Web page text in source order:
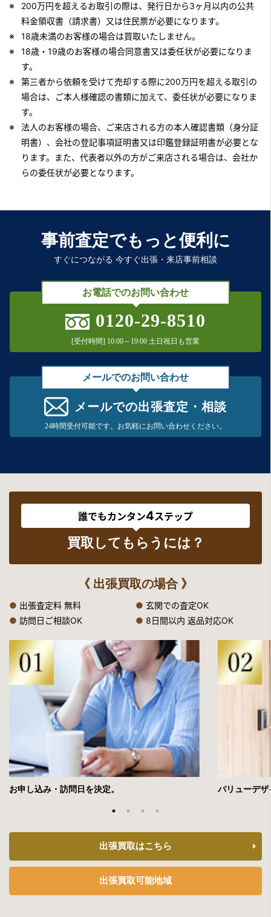
200万円を超えるお取引の際は、発行日から3ヶ月以内の公共
料金領収書（請求書）又は住民票が必要になります。
18歳未満のお客様の場合は買取いたしません。
18歳・19歳のお客様の場合同意書又は委任状が必要になりま
す。
第三者から依頼を受けて売却する際に200万円を超える取引の
場合は、ご本人様確認の書類に加えて、委任状が必要になりま
す。
法人のお客様の場合、ご来店される方の本人確認書類（身分証
明書）、会社の登記事項証明書又は印鑑登録証明書が必要とな
ります。また、代表者以外の方がご来店される場合は、会社か
らの委任状が必要となります。
事前査定でもっと便利に
すぐにつながる 今すぐ出張・来店事前相談
お電話でのお問い合わせ
0120-29-8510
[受付時間] 10:00～19:00 土日祝日も営業
メールでのお問い合わせ
メールでの出張査定・相談
24時間受付可能です。お気軽にお問い合わせください。
誰でもカンタン4ステップ
買取してもらうには？
《 出張買取の場合 》
● 出張査定料 無料 ● 玄関での査定OK
● 訪問日ご相談OK ● 8日間以内 返品対応OK
お申し込み・訪問日を決定。 バリューデ
出張買取はこちら
出張買取可能地域